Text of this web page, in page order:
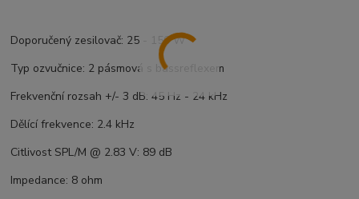
Doporučený zesilovač: 25 - 150 W
Typ ozvučnice: 2 pásmová s bassreflexem
Frekvenční rozsah +/- 3 dB: 45 Hz - 24 kHz
Dělící frekvence: 2.4 kHz
Citlivost SPL/M @ 2.83 V: 89 dB
Impedance: 8 ohm